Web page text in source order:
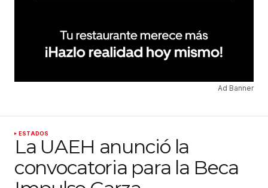
Ad Banner
ESTADOS
La UAEH anunció la
convocatoria para la Beca